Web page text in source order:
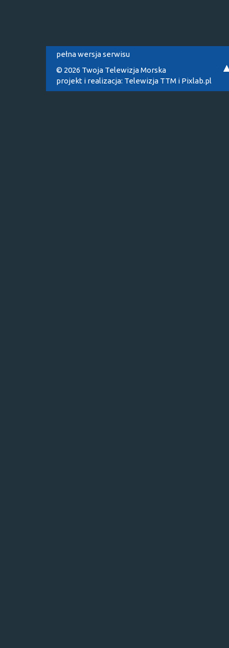
pełna wersja serwisu
© 2026 Twoja Telewizja Morska
projekt i realizacja: Telewizja TTM i Pixlab.pl